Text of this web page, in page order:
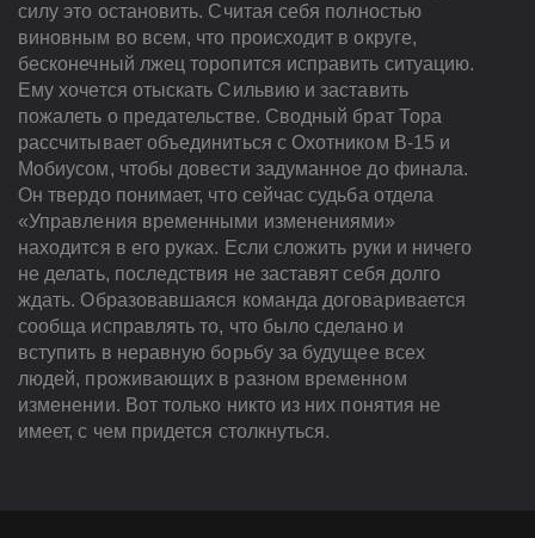
силу это остановить. Считая себя полностью
виновным во всем, что происходит в округе,
бесконечный лжец торопится исправить ситуацию.
Ему хочется отыскать Сильвию и заставить
пожалеть о предательстве. Сводный брат Тора
рассчитывает объединиться с Охотником В-15 и
Мобиусом, чтобы довести задуманное до финала.
Он твердо понимает, что сейчас судьба отдела
«Управления временными изменениями»
находится в его руках. Если сложить руки и ничего
не делать, последствия не заставят себя долго
ждать. Образовавшаяся команда договаривается
сообща исправлять то, что было сделано и
вступить в неравную борьбу за будущее всех
людей, проживающих в разном временном
изменении. Вот только никто из них понятия не
имеет, с чем придется столкнуться.